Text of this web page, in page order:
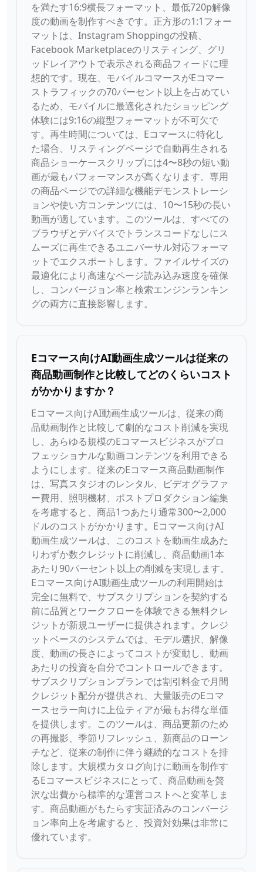
を満たす16:9横長フォーマット、最低720p解像
度の動画を制作すべきです。正方形の1:1フォー
マットは、Instagram Shoppingの投稿、
Facebook Marketplaceのリスティング、グリ
ッドレイアウトで表示される商品フィードに理
想的です。現在、モバイルコマースがEコマー
ストラフィックの70パーセント以上を占めてい
るため、モバイルに最適化されたショッピング
体験には9:16の縦型フォーマットが不可欠で
す。再生時間については、Eコマースに特化し
た場合、リスティングページで自動再生される
商品ショーケースクリップには4〜8秒の短い動
画が最もパフォーマンスが高くなります。専用
の商品ページでの詳細な機能デモンストレーシ
ョンや使い方コンテンツには、10〜15秒の長い
動画が適しています。このツールは、すべての
ブラウザとデバイスでトランスコードなしにス
ムーズに再生できるユニバーサル対応フォーマ
ットでエクスポートします。ファイルサイズの
最適化により高速なページ読み込み速度を確保
し、コンバージョン率と検索エンジンランキン
グの両方に直接影響します。
Eコマース向けAI動画生成ツールは従来の
商品動画制作と比較してどのくらいコスト
がかかりますか？
Eコマース向けAI動画生成ツールは、従来の商
品動画制作と比較して劇的なコスト削減を実現
し、あらゆる規模のEコマースビジネスがプロ
フェッショナルな動画コンテンツを利用できる
ようにします。従来のEコマース商品動画制作
は、写真スタジオのレンタル、ビデオグラファ
ー費用、照明機材、ポストプロダクション編集
を考慮すると、商品1つあたり通常300〜2,000
ドルのコストがかかります。Eコマース向けAI
動画生成ツールは、このコストを動画生成あた
りわずか数クレジットに削減し、商品動画1本
あたり90パーセント以上の削減を実現します。
Eコマース向けAI動画生成ツールの利用開始は
完全に無料で、サブスクリプションを契約する
前に品質とワークフローを体験できる無料クレ
ジットが新規ユーザーに提供されます。クレジ
ットベースのシステムでは、モデル選択、解像
度、動画の長さによってコストが変動し、動画
あたりの投資を自分でコントロールできます。
サブスクリプションプランでは割引料金で月間
クレジット配分が提供され、大量販売のEコマ
ースセラー向けに上位ティアが最もお得な単価
を提供します。このツールは、商品更新のため
の再撮影、季節リフレッシュ、新商品のローン
チなど、従来の制作に伴う継続的なコストを排
除します。大規模カタログ向けに動画を制作す
るEコマースビジネスにとって、商品動画を贅
沢な出費から標準的な運営コストへと変革しま
す。商品動画がもたらす実証済みのコンバージ
ョン率向上を考慮すると、投資対効果は非常に
優れています。